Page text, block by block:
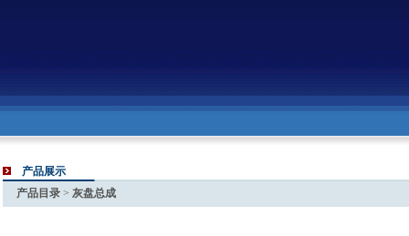
产品展示
产品目录 > 灰盘总成